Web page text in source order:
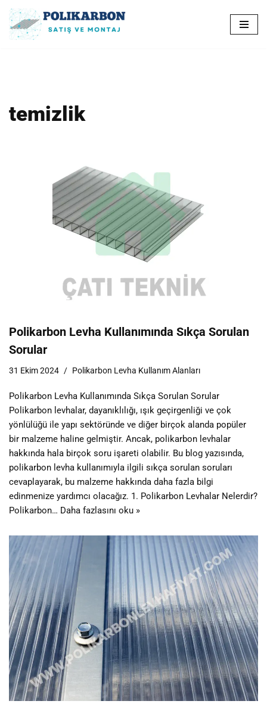
İçeriğe
temizlik
Polikarbon Levha Kullanımında Sıkça Sorulan
Sorular
31 Ekim 2024 Polikarbon Levha Kullanım Alanları
Polikarbon Levha Kullanımında Sıkça Sorulan Sorular
Polikarbon levhalar, dayanıklılığı, ışık geçirgenliği ve çok
yönlülüğü ile yapı sektöründe ve diğer birçok alanda popüler
bir malzeme haline gelmiştir. Ancak, polikarbon levhalar
hakkında hala birçok soru işareti olabilir. Bu blog yazısında,
polikarbon levha kullanımıyla ilgili sıkça sorulan soruları
cevaplayarak, bu malzeme hakkında daha fazla bilgi
edinmenize yardımcı olacağız. 1. Polikarbon Levhalar Nelerdir?
Polikarbon… Daha fazlasını oku »